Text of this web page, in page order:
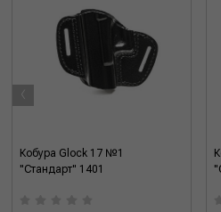
Кобура Glock 17 №1
"Стандарт" 1401
‹